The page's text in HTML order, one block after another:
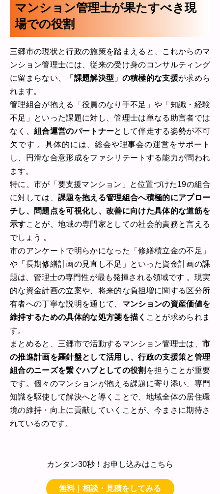
マンション管理士が果たすべき現
場での役割
三郷市の現状と行政の施策を踏まえると、これからのマ
ンション管理士には、従来の受け身のコンサルティング
に留まらない、
「課題解決型」の積極的な支援が求めら
れます。
管理組合が抱える「役員のなり手不足」や「知識・経験
不足」といった課題に対し、管理士は単なる助言者では
なく、 組合運営のパートナーとして伴走する姿勢が不可
欠です 。具体的には、総会や理事会の運営をサポート
し、円滑な合意形成をファシリテートする能力が問われ
ます。
特に、市が「要支援マンション」と位置づけた19の組合
に対しては、 課題を抱える管理組合へ積極的にアプロー
チし、問題点を可視化し、改善に向けた具体的な道筋を
示すことが、地域の専門家としての社会的責務と言える
でしょう 。
市のアンケートで明らかになった「修繕積立金の不足」
や「長期修繕計画の見直し不足」といった資金計画の課
題は、管理士の専門性が最も発揮される領域です 。現実
的な資金計画の立案や、将来的な負担増に関する区分所
有者への丁寧な説明を通じて、 マンションの資産価値を
維持するための具体的な処方箋を描く ことが求められま
す。
まとめると、三郷市で活動するマンション管理士は、 市
の推進計画を羅針盤として活用し、行政の支援策と管理
組合のニーズを繋ぐハブとしての役割 を担うことが重要
です。個々のマンションが抱える課題に寄り添い、専門
知識を駆使して解決へと導くことで、地域全体の居住環
境の維持・向上に貢献していくことが、今まさに期待さ
れているのです。
カンタン30秒！お申し込みはこちら
無料｜相談・見積をしてみる